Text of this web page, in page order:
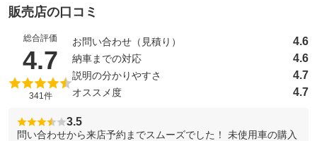
販売店の口コミ
総合評価
4.7 （5点満点中）
341件
お問い合わせ（見積り） 4.6
納車までの対応 4.6
説明の分かりやすさ 4.7
オススメ度 4.7
3.5
問い合わせから来店予約までスムーズでした！ 未使用車の購入